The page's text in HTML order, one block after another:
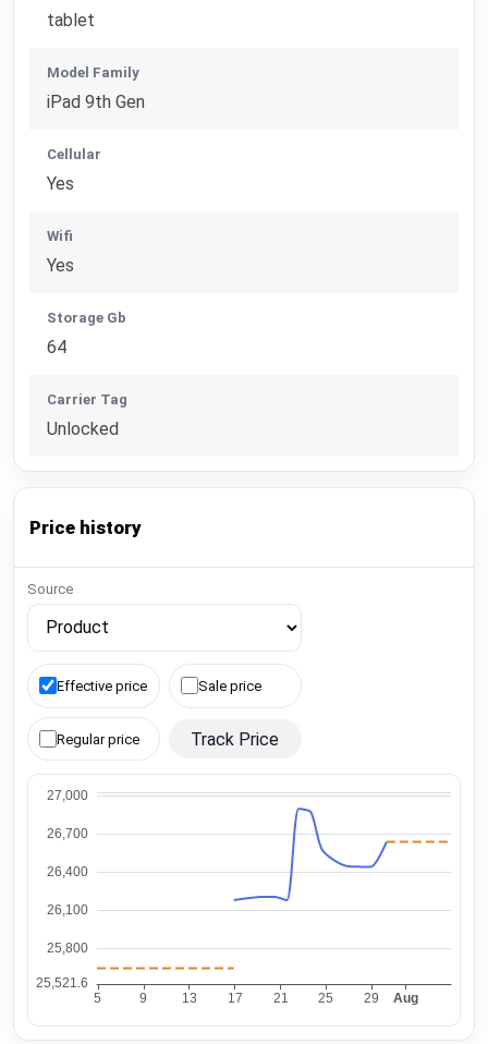
tablet
Model Family
iPad 9th Gen
Cellular
Yes
Wifi
Yes
Storage Gb
64
Carrier Tag
Unlocked
Price history
Source
Effective price Sale price
Regular price Track Price